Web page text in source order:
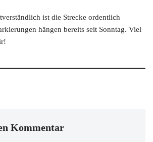
ist die Strecke ordentlich
hängen bereits seit Sonntag. Viel
Kommentar